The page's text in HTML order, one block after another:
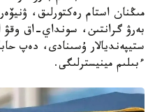
مىڭنان استام رەكتورلىق،
بەرۋ گرانتىن، سونداي-اق وقۋ
ستيپەنديالار ۇسىنادى، دەپ
ءبىلىم مينيسترلىگى.